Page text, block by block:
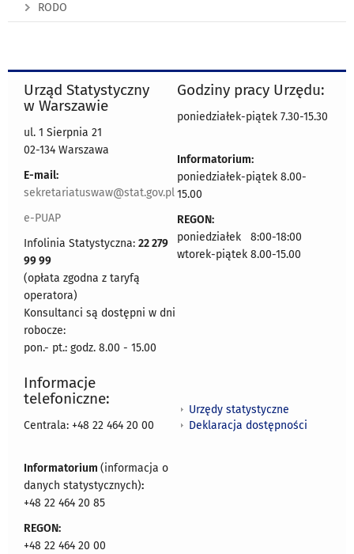
RODO
Urząd Statystyczny
w Warszawie
ul. 1 Sierpnia 21
02-134 Warszawa
E-mail:
sekretariatuswaw@stat.gov.pl
e-PUAP
Infolinia Statystyczna: 22 279
99 99
(opłata zgodna z taryfą
operatora)
Konsultanci są dostępni w dni
robocze:
pon.- pt.: godz. 8.00 - 15.00
Godziny pracy Urzędu:
poniedziałek-piątek 7.30-15.30
Informatorium:
poniedziałek-piątek 8.00-
15.00
REGON:
poniedziałek 8:00-18:00
wtorek-piątek 8.00-15.00
Informacje
telefoniczne:
Centrala: +48 22 464 20 00
Informatorium (informacja o
danych statystycznych):
+48 22 464 20 85
REGON:
+48 22 464 20 00
Urzędy statystyczne
Deklaracja dostępności